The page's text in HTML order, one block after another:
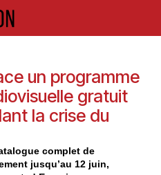
un programme
gratuit
la crise du
complet de
jusqu’au 12 juin,